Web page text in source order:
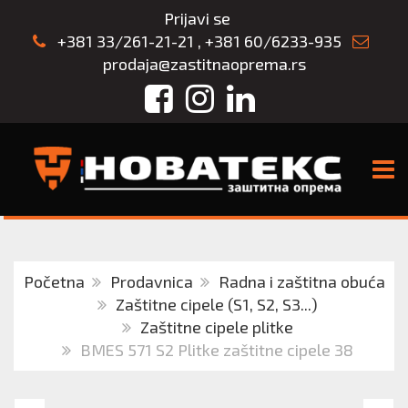
Prijavi se
+381 33/261-21-21 , +381 60/6233-935
prodaja@zastitnaoprema.rs
FacebookInstagram
LinkedIn
Početna Prodavnica
Radna i zaštitna obuća
Zaštitne cipele (S1, S2, S3...)
Zaštitne cipele plitke
BMES 571 S2 Plitke zaštitne cipele 38